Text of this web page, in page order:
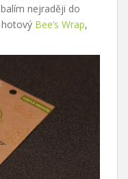
nejraději do
hotový Bee’s Wrap,